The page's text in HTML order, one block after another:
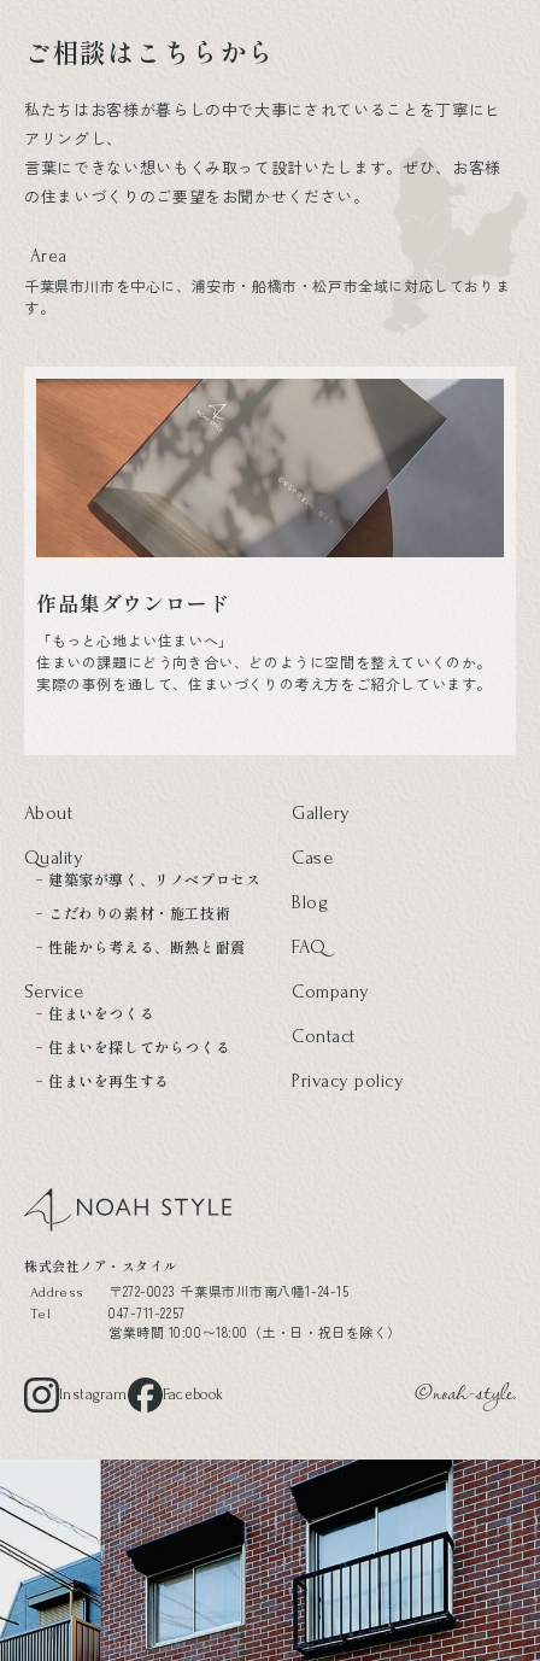
ご相談はこちらから
私たちはお客様が暮らしの中で大事にされていることを丁寧にヒ
アリングし、
言葉にできない想いもくみ取って設計いたします。ぜひ、お客様
の住まいづくりのご要望をお聞かせください。
Area
千葉県市川市を中心に、浦安市・船橋市・松戸市全域に対応しておりま
す。
作品集ダウンロード
「もっと心地よい住まいへ」
住まいの課題にどう向き合い、どのように空間を整えていくのか。
実際の事例を通して、住まいづくりの考え方をご紹介しています。
About
Quality
建築家が導く、リノベプロセス
こだわりの素材・施工技術
性能から考える、断熱と耐震
Service
住まいをつくる
住まいを探してからつくる
住まいを再生する
Gallery
Case
Blog
FAQ
Company
Contact
Privacy policy
noah style
株式会社ノア・スタイル
Address 〒272-0023 千葉県市川市南八幡1-24-15
Tel
047-711-2257
営業時間 10:00〜18:00（土・日・祝日を除く）
Instagram Facebook